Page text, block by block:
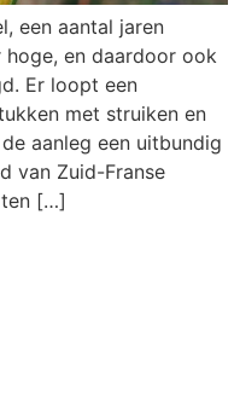
een aantal jaren
hoge, en daardoor ook
Er loopt een
met struiken en
aanleg een uitbundig
van Zuid-Franse
[…]